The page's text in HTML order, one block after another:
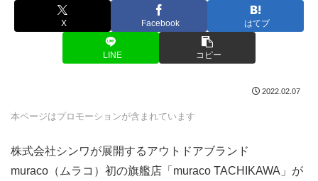
X Facebook はてブ
LINE コピー
2022.02.07
本ページはプロモーションが含まれています
株式会社シンワが展開するアウトドアブランド
muraco（ムラコ）初の旗艦店「muraco TACHIKAWA」が